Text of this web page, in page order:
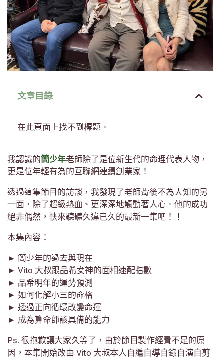
文章目錄
在此頁面上找不到標題。
我認識的簡少年老師除了是位新生代的命理代表人物，
更是位年輕有為的互聯網連續創業家！
透過這集節目的訪談，我發現了老師背後不為人知的另
一面，除了超級熱血、更深深地觸動著人心。他的成功
絕非偶然，快來聽聽久違已久的最新一集吧！！
本集內容：
► 簡少年的過去與現在
► Vito 大叔跟品希女神的面相速配指數
► 品希明年的運勢預測
► 如何化解小三的命格
► 透過正向循環改變命運
► 成為算命師該具備的能力
Ps. 很抱歉讓大家久等了，由於節目製作經費不足的原
因，本集開始改由 Vito 大叔本人自編自導自錄自演自剪